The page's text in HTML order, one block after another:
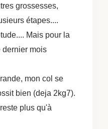
grossesses,
étapes....
Mais pour la
dernier mois
mon col se
bien (deja 2kg7).
plus qu'à